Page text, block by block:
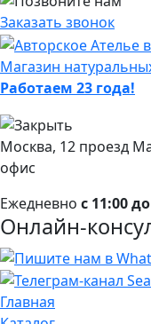
Заказать звонок
Магазин
Работаем 23 года!
Москва, 12 проезд
офис
Ежедневно с 11:00
Онлайн-
Главная